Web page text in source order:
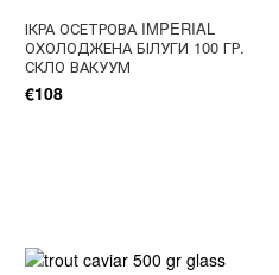
ІКРА ОСЕТРОВА IMPERIAL
ОХОЛОДЖЕНА БІЛУГИ 100 ГР.
СКЛО ВАКУУМ
€108